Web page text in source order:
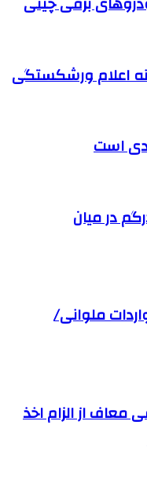
اعلام ورشکستگی
است
در میان
واردات ملوانی/
از الزام اخذ